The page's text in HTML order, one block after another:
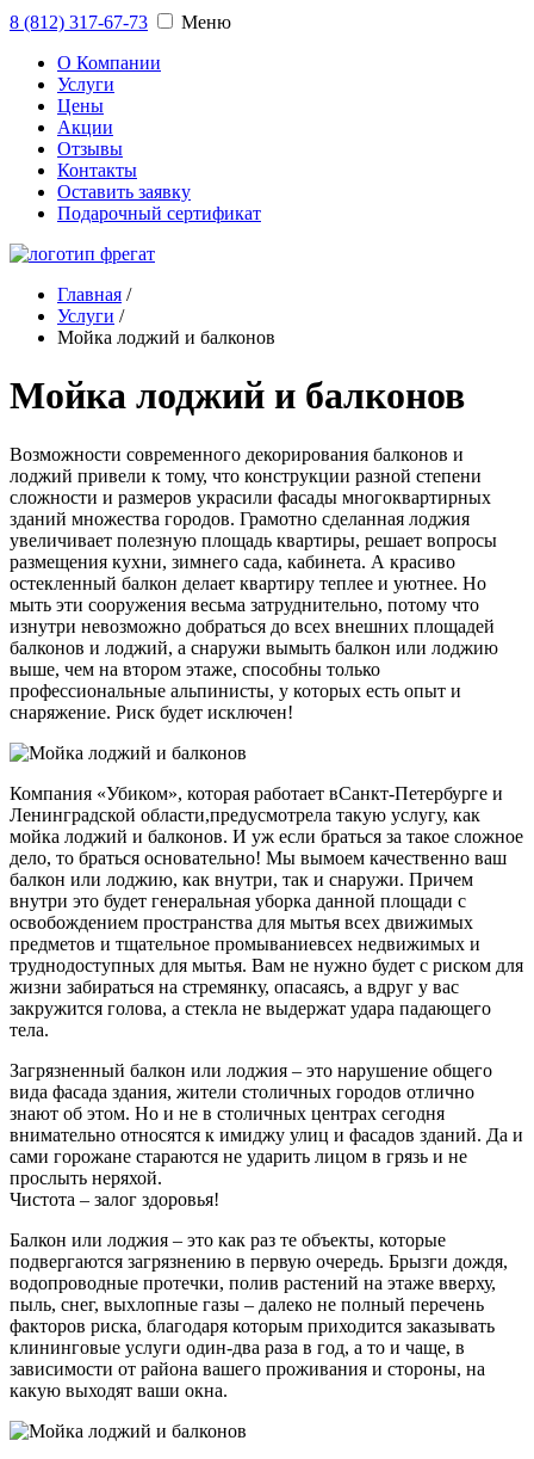
8 (812) 317-67-73
Меню
О Компании
Услуги
Цены
Акции
Отзывы
Контакты
Оставить заявку
Подарочный сертификат
Главная /
Услуги /
Мойка лоджий и балконов
Мойка лоджий и балконов
Возможности современного декорирования балконов и
лоджий привели к тому, что конструкции разной степени
сложности и размеров украсили фасады многоквартирных
зданий множества городов. Грамотно сделанная лоджия
увеличивает полезную площадь квартиры, решает вопросы
размещения кухни, зимнего сада, кабинета. А красиво
остекленный балкон делает квартиру теплее и уютнее. Но
мыть эти сооружения весьма затруднительно, потому что
изнутри невозможно добраться до всех внешних площадей
балконов и лоджий, а снаружи вымыть балкон или лоджию
выше, чем на втором этаже, способны только
профессиональные альпинисты, у которых есть опыт и
снаряжение. Риск будет исключен!
Компания «Убиком», которая работает вСанкт-Петербурге и
Ленинградской области,предусмотрела такую услугу, как
мойка лоджий и балконов. И уж если браться за такое сложное
дело, то браться основательно! Мы вымоем качественно ваш
балкон или лоджию, как внутри, так и снаружи. Причем
внутри это будет генеральная уборка данной площади с
освобождением пространства для мытья всех движимых
предметов и тщательное промываниевсех недвижимых и
труднодоступных для мытья. Вам не нужно будет с риском для
жизни забираться на стремянку, опасаясь, а вдруг у вас
закружится голова, а стекла не выдержат удара падающего
тела.
Загрязненный балкон или лоджия – это нарушение общего
вида фасада здания, жители столичных городов отлично
знают об этом. Но и не в столичных центрах сегодня
внимательно относятся к имиджу улиц и фасадов зданий. Да и
сами горожане стараются не ударить лицом в грязь и не
прослыть неряхой.
Чистота – залог здоровья!
Балкон или лоджия – это как раз те объекты, которые
подвергаются загрязнению в первую очередь. Брызги дождя,
водопроводные протечки, полив растений на этаже вверху,
пыль, снег, выхлопные газы – далеко не полный перечень
факторов риска, благодаря которым приходится заказывать
клининговые услуги один-два раза в год, а то и чаще, в
зависимости от района вашего проживания и стороны, на
какую выходят ваши окна.